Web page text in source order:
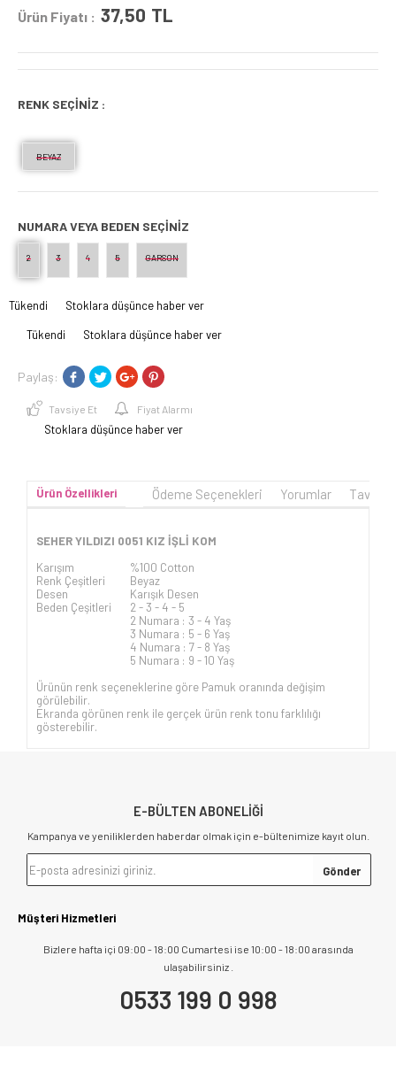
Ürün Fiyatı : 37,50 TL
RENK SEÇİNİZ :
BEYAZ
NUMARA VEYA BEDEN SEÇINIZ
2 3 4 5 GARSON
Tükendi Stoklara düşünce haber ver
Tükendi Stoklara düşünce haber ver
Paylaş:
Tavsiye Et Fiyat Alarmı
Stoklara düşünce haber ver
Ürün Özellikleri Ödeme Seçenekleri Yorumlar
SEHER YILDIZI 0051 KIZ İŞLİ KOM
Karışım
%100 Cotton
Renk Çeşitleri
Beyaz
Desen
Karışık Desen
Beden Çeşitleri
2 - 3 - 4 - 5
2 Numara : 3 - 4 Yaş
3 Numara : 5 - 6 Yaş
4 Numara : 7 - 8 Yaş
5 Numara : 9 - 10 Yaş
Ürünün renk seçeneklerine göre Pamuk oranında değişim
görülebilir.
Ekranda görünen renk ile gerçek ürün renk tonu farklılığı
gösterebilir.
E-BÜLTEN ABONELİĞİ
Kampanya ve yeniliklerden haberdar olmak için e-bültenimize kayıt olun.
Müşteri Hizmetleri
Bizlere hafta içi 09:00 - 18:00 Cumartesi ise 10:00 - 18:00 arasında
ulaşabilirsiniz .
0533 199 0 998